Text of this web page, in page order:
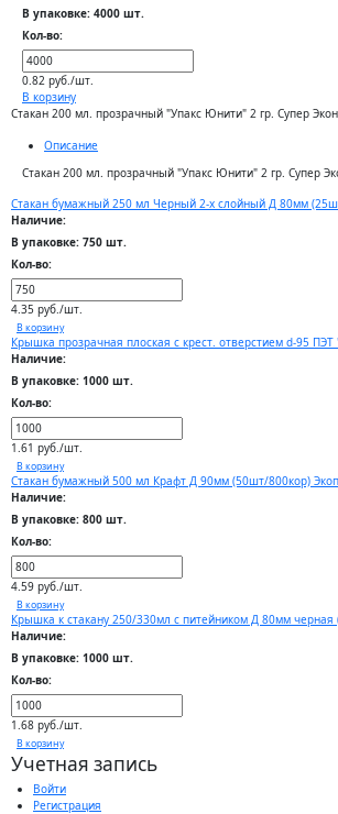
В упаковке: 4000 шт.
Кол-во:
0.82 руб./шт.
В корзину
Стакан 200 мл. прозрачный "Упакс Юнити" 2 гр. Супер
Описание
Стакан 200 мл. прозрачный "Упакс Юнити" 2 гр. Супер
Стакан бумажный 250 мл Черный 2-х слойный Д 80мм
Наличие:
В упаковке: 750 шт.
Кол-во:
4.35 руб./шт.
В корзину
Крышка прозрачная плоская с крест. отверстием d-95
Наличие:
В упаковке: 1000 шт.
Кол-во:
1.61 руб./шт.
В корзину
Стакан бумажный 500 мл Крафт Д 90мм (50шт/800кор)
Наличие:
В упаковке: 800 шт.
Кол-во:
4.59 руб./шт.
В корзину
Крышка к стакану 250/330мл с питейником Д 80мм черная
Наличие:
В упаковке: 1000 шт.
Кол-во:
1.68 руб./шт.
В корзину
Учетная запись
Войти
Регистрация